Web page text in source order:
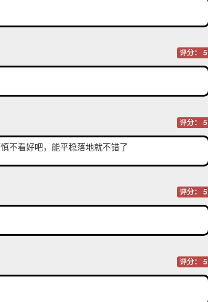
评分： 5
评分： 5
不看好吧，能平稳落地就不错了
评分： 5
评分： 5